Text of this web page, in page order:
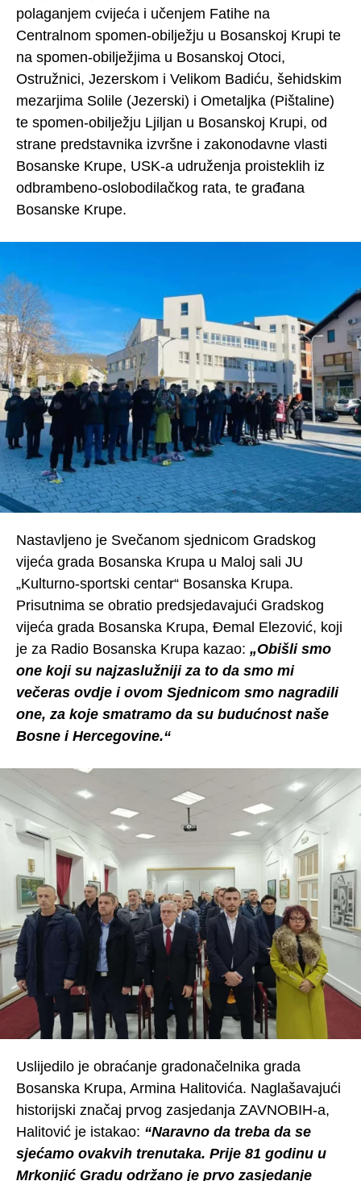
polaganjem cvijeća i učenjem Fatihe na
Centralnom spomen-obilježju u Bosanskoj Krupi te
na spomen-obilježjima u Bosanskoj Otoci,
Ostružnici, Jezerskom i Velikom Badiću, šehidskim
mezarjima Solile (Jezerski) i Ometaljka (Pištaline)
te spomen-obilježju Ljiljan u Bosanskoj Krupi, od
strane predstavnika izvršne i zakonodavne vlasti
Bosanske Krupe, USK-a udruženja proisteklih iz
odbrambeno-oslobodilačkog rata, te građana
Bosanske Krupe.
Nastavljeno je Svečanom sjednicom Gradskog
vijeća grada Bosanska Krupa u Maloj sali JU
„Kulturno-sportski centar“ Bosanska Krupa.
Prisutnima se obratio predsjedavajući Gradskog
vijeća grada Bosanska Krupa, Đemal Elezović, koji
je za Radio Bosanska Krupa kazao: „Obišli smo
one koji su najzaslužniji za to da smo mi
večeras ovdje i ovom Sjednicom smo nagradili
one, za koje smatramo da su budućnost naše
Bosne i Hercegovine.“
Uslijedilo je obraćanje gradonačelnika grada
Bosanska Krupa, Armina Halitovića. Naglašavajući
historijski značaj prvog zasjedanja ZAVNOBIH-a,
Halitović je istakao: “Naravno da treba da se
sjećamo ovakvih trenutaka. Prije 81 godinu u
Mrkonjić Gradu održano je prvo zasjedanje